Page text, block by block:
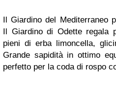
Il Giardino del Mediterraneo
Il Giardino di Odette regala
pieni di erba limoncella,
Grande sapidità in ottimo
perfetto per la coda di rospo